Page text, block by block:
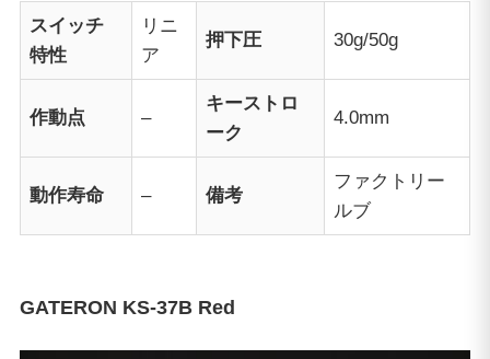
スイッチ
特性
リニ
ア
押下圧 30g/50g
作動点 –
キーストロ
ーク
4.0mm
動作寿命 – 備考
ファクトリー
ルブ
GATERON KS-37B Red